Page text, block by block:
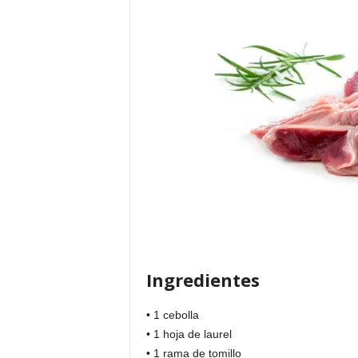
Ingredientes
• 1 cebolla
• 1 hoja de laurel
• 1 rama de tomillo